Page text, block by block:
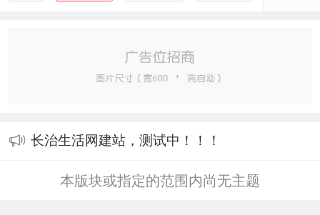
长治生活网建站，测试中！！！
本版块或指定的范围内尚无主题